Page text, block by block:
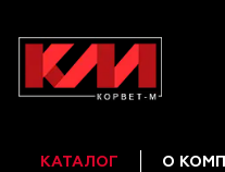
КАТАЛОГ О